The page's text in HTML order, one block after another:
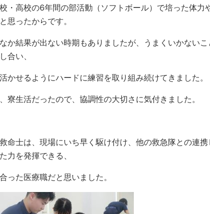
・高校の6年間の部活動（ソフトボール）で培った体力
思ったからです。
か結果が出ない時期もありましたが、うまくいかない
合い、
かせるようにハードに練習を取り組み続けてきました。
寮生活だったので、協調性の大切さに気付きました。
命士は、現場にいち早く駆け付け、他の救急隊との連
力を発揮できる、
った医療職だと思いました。